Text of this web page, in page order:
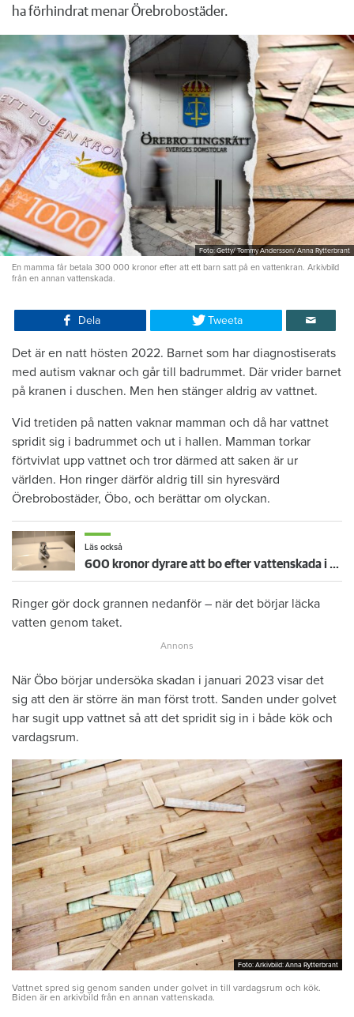
ha förhindrat menar Örebrobostäder.
Foto: Getty/ Tommy Andersson/ Anna Rytterbrant
En mamma får betala 300 000 kronor efter att ett barn satt på en vattenkran. Arkivbild
från en annan vattenskada.
Dela Tweeta
Det är en natt hösten 2022. Barnet som har diagnostiserats
med autism vaknar och går till badrummet. Där vrider barnet
på kranen i duschen. Men hen stänger aldrig av vattnet.
Vid tretiden på natten vaknar mamman och då har vattnet
spridit sig i badrummet och ut i hallen. Mamman torkar
förtvivlat upp vattnet och tror därmed att saken är ur
världen. Hon ringer därför aldrig till sin hyresvärd
Örebrobostäder, Öbo, och berättar om olyckan.
Läs också
600 kronor dyrare att bo efter vattenskada i Varberg
Ringer gör dock grannen nedanför – när det börjar läcka
vatten genom taket.
När Öbo börjar undersöka skadan i januari 2023 visar det
sig att den är större än man först trott. Sanden under golvet
har sugit upp vattnet så att det spridit sig in i både kök och
vardagsrum.
Foto: Arkivbild: Anna Rytterbrant
Foto: Arkivbild: Anna Rytterbrant
Vattnet spred sig genom sanden under golvet in till vardagsrum och kök.
Biden är en arkivbild från en annan vattenskada.